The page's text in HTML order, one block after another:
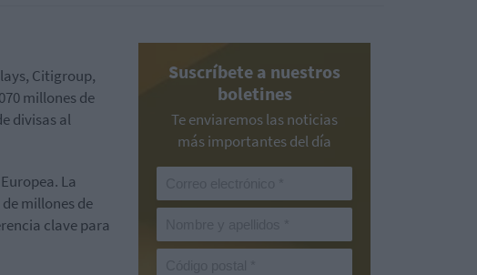
Citigroup,
millones de
divisas al
La
millones de
clave para
Suscríbete a nuestros
boletines
Te enviaremos las noticias
más importantes del día